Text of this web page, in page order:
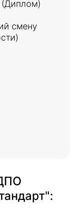
(Диплом)
смену